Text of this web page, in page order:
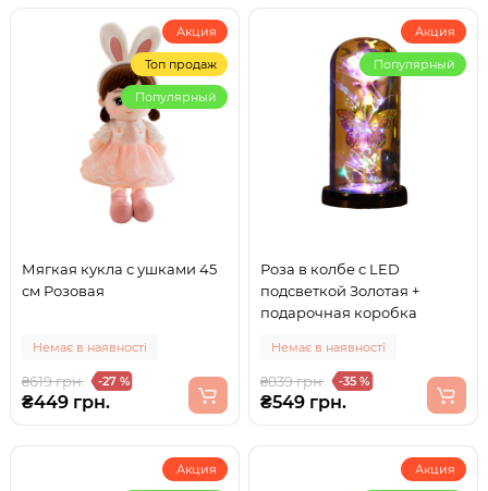
Акция
Топ продаж
Популярный
Мягкая кукла с ушками 45
см Розовая
Немає в наявності
₴619 грн. -27 %
₴449 грн.
Акция
Популярный
Роза в колбе с LED
подсветкой Золотая +
подарочная коробка
Немає в наявності
₴839 грн. -35 %
₴549 грн.
Акция Акция